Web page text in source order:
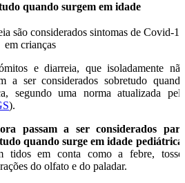
quando surgem em idade
e diarreia, que isoladamente não
a ser considerados sobretudo quando
segundo uma norma atualizada pela
).
passam a ser considerados para
quando surge em idade pediátrica
tidos em conta como a febre, tosse,
do olfato e do paladar.